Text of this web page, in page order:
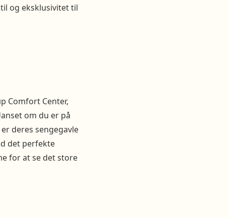
og eksklusivitet til
Comfort Center,
om du er på
deres sengegavle
det perfekte
for at se det store